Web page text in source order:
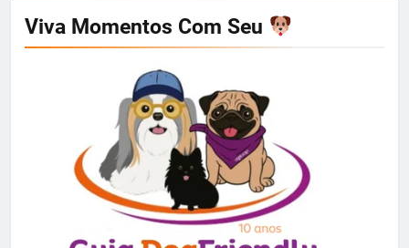
Viva Momentos Com Seu